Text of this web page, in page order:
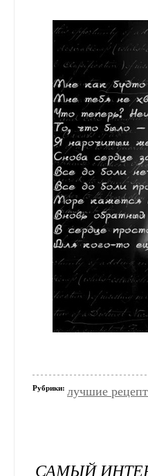
Рубрики: лучшие
САМЫЙ